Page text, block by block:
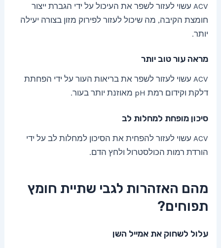
ACV עשוי לעזור לשפר את העיכול על ידי הגברת ייצור
חומצת הקיבה, מה שיכול לעזור לפירוק מזון בצורה יעילה
יותר.
מראה עור טוב יותר
ACV עשוי לעזור לשפר את בריאות העור על ידי הפחתת
דלקת וקידום רמת pH מאוזנת יותר בעור.
סיכון מופחת למחלות לב
ACV עשוי לעזור להפחית את הסיכון למחלות לב על ידי
הורדת רמות הכולסטרול ולחץ הדם.
מהם האזהרות לגבי שתיית חומץ
תפוחים?
עלול לשחוק את אמייל השן